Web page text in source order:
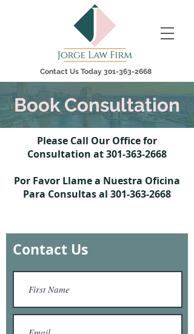
Contact Us Today 301-363-2668
Book Consultation
Please Call Our Office for
Consultation at301-363-2668
Por Favor Llame a Nuestra Oficina
Para Consultas al 301-363-2668
Contact Us